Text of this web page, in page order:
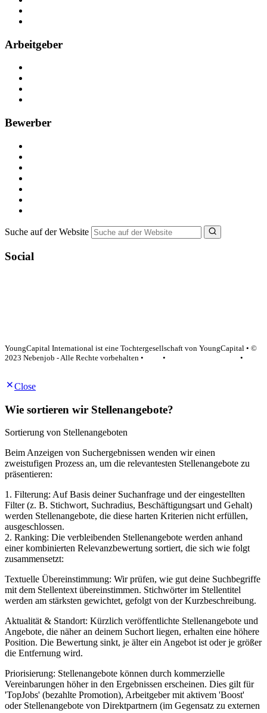
Arbeitgeber
Bewerber
Suche auf der Website
Social
YoungCapital International ist eine Tochtergesellschaft von YoungCapital • ©
2023 Nebenjob - Alle Rechte vorbehalten •
•
•
Close
Wie sortieren wir Stellenangebote?
Sortierung von Stellenangeboten
Beim Anzeigen von Suchergebnissen wenden wir einen
zweistufigen Prozess an, um die relevantesten Stellenangebote zu
präsentieren:
1. Filterung: Auf Basis deiner Suchanfrage und der eingestellten
Filter (z. B. Stichwort, Suchradius, Beschäftigungsart und Gehalt)
werden Stellenangebote, die diese harten Kriterien nicht erfüllen,
ausgeschlossen.
2. Ranking: Die verbleibenden Stellenangebote werden anhand
einer kombinierten Relevanzbewertung sortiert, die sich wie folgt
zusammensetzt:
Textuelle Übereinstimmung: Wir prüfen, wie gut deine Suchbegriffe
mit dem Stellentext übereinstimmen. Stichwörter im Stellentitel
werden am stärksten gewichtet, gefolgt von der Kurzbeschreibung.
Aktualität & Standort: Kürzlich veröffentlichte Stellenangebote und
Angebote, die näher an deinem Suchort liegen, erhalten eine höhere
Position. Die Bewertung sinkt, je älter ein Angebot ist oder je größer
die Entfernung wird.
Priorisierung: Stellenangebote können durch kommerzielle
Vereinbarungen höher in den Ergebnissen erscheinen. Dies gilt für
'TopJobs' (bezahlte Promotion), Arbeitgeber mit aktivem 'Boost'
oder Stellenangebote von Direktpartnern (im Gegensatz zu externen